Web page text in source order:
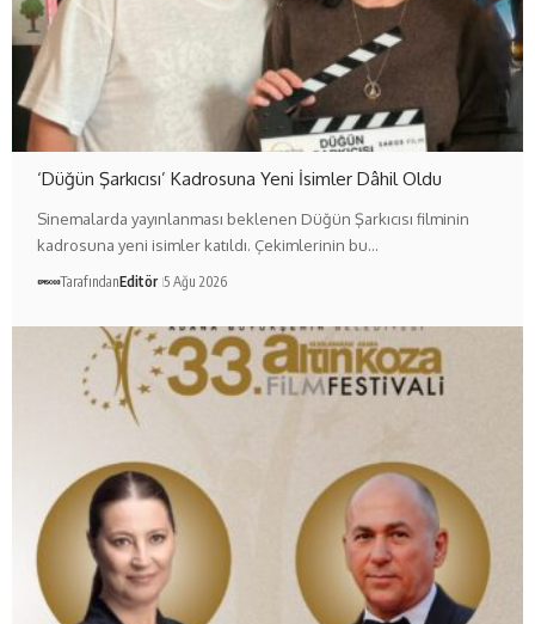
‘Düğün Şarkıcısı’ Kadrosuna Yeni İsimler Dâhil Oldu
Sinemalarda yayınlanması beklenen Düğün Şarkıcısı filminin
kadrosuna yeni isimler katıldı. Çekimlerinin bu…
TarafındanEditör 5 Ağu 2026